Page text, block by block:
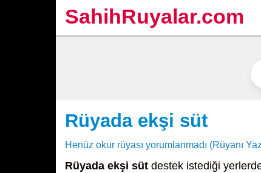
SahihRuyalar.com
Rüyada ekşi süt
Henüz okur rüyası yorumlanmadı (Rüyanı
Rüyada ekşi süt destek istediği